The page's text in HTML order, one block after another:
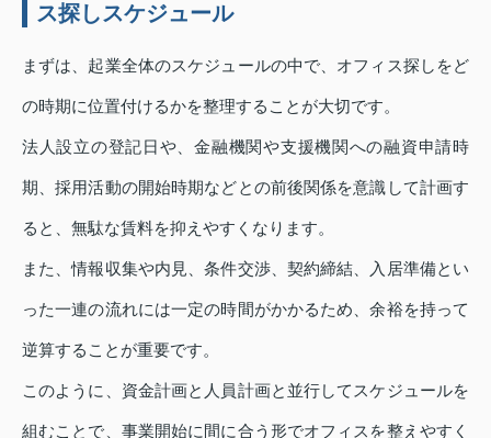
ス探しスケジュール
まずは、起業全体のスケジュールの中で、オフィス探しをど
の時期に位置付けるかを整理することが大切です。
法人設立の登記日や、金融機関や支援機関への融資申請時
期、採用活動の開始時期などとの前後関係を意識して計画す
ると、無駄な賃料を抑えやすくなります。
また、情報収集や内見、条件交渉、契約締結、入居準備とい
った一連の流れには一定の時間がかかるため、余裕を持って
逆算することが重要です。
このように、資金計画と人員計画と並行してスケジュールを
組むことで、事業開始に間に合う形でオフィスを整えやすく